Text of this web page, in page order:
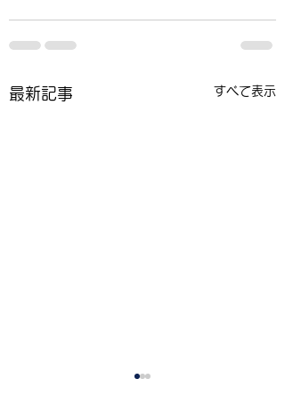
最新記事 すべて表示